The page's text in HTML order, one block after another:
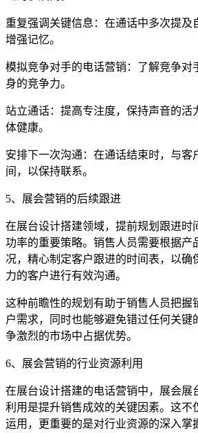
重复强调关键信息：在通话中多次提及
增强记忆。
模拟竞争对手的电话营销：了解竞争对
身的竞争力。
站立通话：提高专注度，保持声音的活
体健康。
安排下一次沟通：在通话结束时，与客
间，以保持联系。
5、展会营销的后续跟进
在展台设计搭建领域，提前规划跟进时
功率的重要策略。销售人员需要根据产
况，精心制定客户跟进的时间表，以确
力的客户进行有效沟通。
这种前瞻性的规划有助于销售人员把握
户需求，同时也能够避免错过任何关键
争激烈的市场中占据优势。
6、展会营销的行业资源利用
在展台设计搭建的电话营销中，展会展
利用是提升销售成效的关键因素。这不
运用，更重要的是对行业资源的深入掌